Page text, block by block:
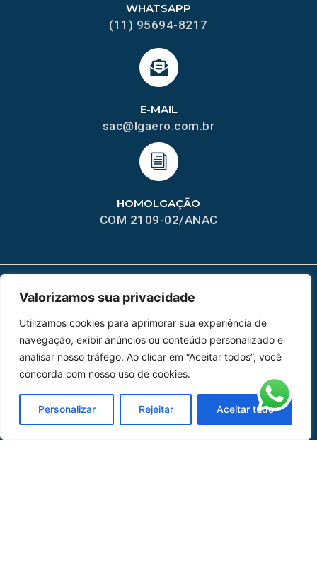
Valorizamos sua privacidade
Utilizamos cookies para aprimorar sua experiência de
navegação, exibir anúncios ou conteúdo personalizado e
analisar nosso tráfego. Ao clicar em “Aceitar todos”, você
concorda com nosso uso de cookies.
Personalizar Rejeitar Aceitar tudo
HOMOLGAÇÃO
COM 2109-02/ANAC
E-MAIL
sac@lgaero.com.br
WHATSAPP
(11) 95694-8217
Peças
Catálogo de Aplicações